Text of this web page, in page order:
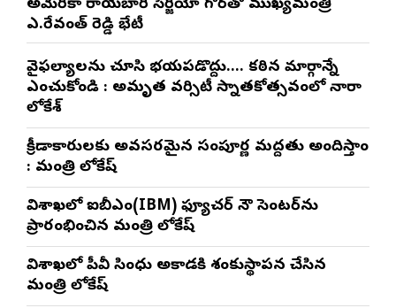
అమెరికా రాయబారి సెర్జియో గోర్‌తో ముఖ్యమంత్రి
ఎ.రేవంత్ రెడ్డి భేటీ
వైఫల్యాలను చూసి భయపడొద్దు…. కఠిన మార్గాన్నే
ఎంచుకోండి : అమృత వర్సిటీ స్నాతకోత్సవంలో నారా
లోకేశ్
క్రీడాకారులకు అవసరమైన సంపూర్ణ మద్దతు అందిస్తాం
: మంత్రి లోకేష్
విశాఖలో ఐబీఎం(IBM) ఫ్యూచర్ నౌ సెంటర్‌ను
ప్రారంభించిన మంత్రి లోకేష్
విశాఖలో పీవీ సింధు అకాడమీకి శంకుస్థాపన చేసిన
మంత్రి లోకేష్